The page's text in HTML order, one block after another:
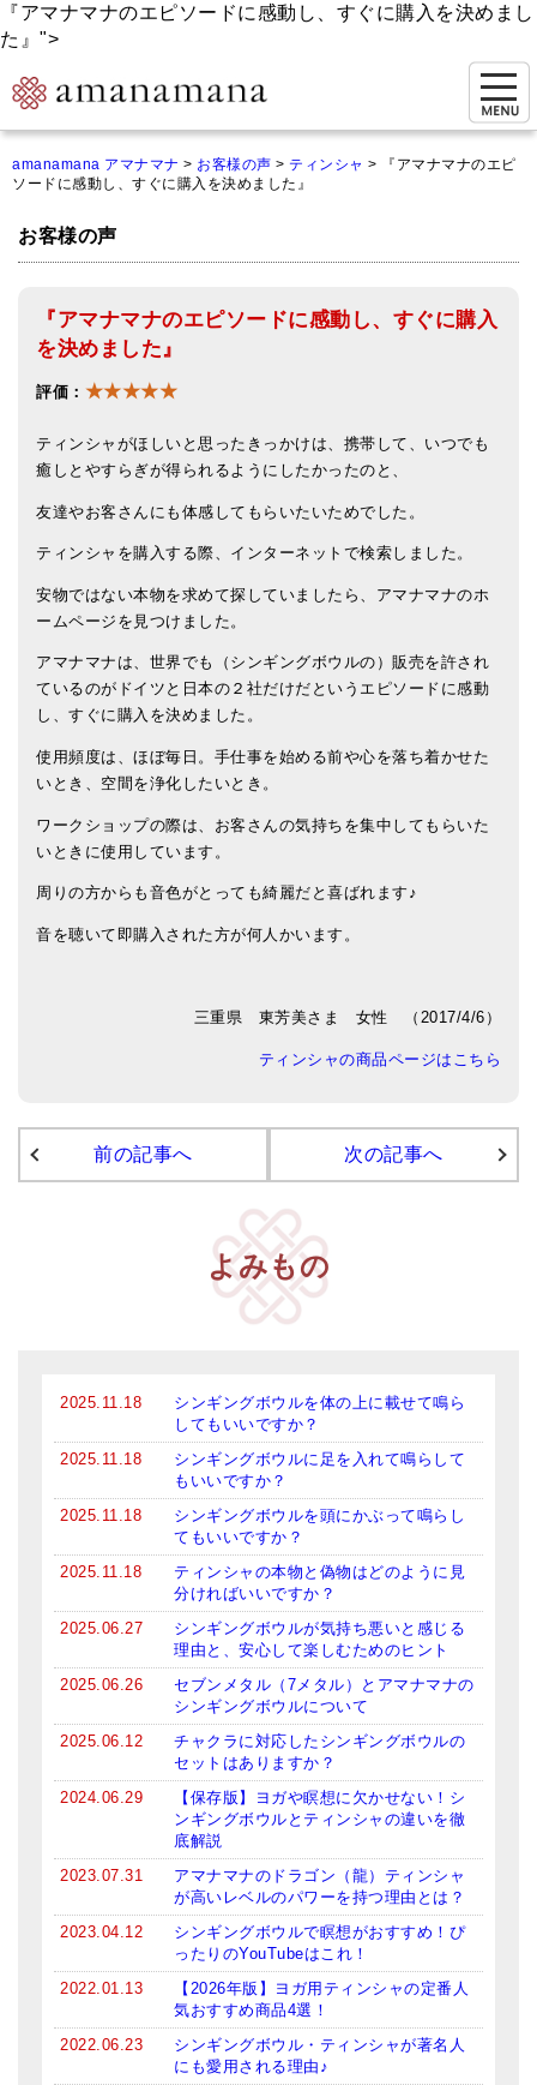
『アマナマナのエピソードに感動し、すぐに購入を決めまし
た』">
ご来店予約（実店舗）
オンライン相談&購入
シンギングボウル講座
倍音呼吸法レッスン
商品一覧
アマナマナのシンギングボウル
●チベット・シンギングボウル
新・鍛造スペシャル
● マンダラ彫（黒・渋金）
人気の3点セット
アマナマナのティンシャ
プレミアム・ティンシャ（L・M）
ティンシャケース
お香定期購入（ラクとくサブスク）
チベット高僧のオラクルカード
シンギングボウル入門本・CD
アウトレット
オリジナルグッズ
神々とつながるジュエリー
ヒーリング・マンダラポスター
ロゴステッカー・ポストカード各種
亡命チベット人尼僧のお守り・チャーム
チベット・マントラ・ヒーリングCD
ギフトラッピング
シンギングボウル講座
初級講座
倍音呼吸法レッスン
中級講座
上級講座
ビギナー講師・養成講座
amanamana アマナマナ > お客様の声 > ティンシャ >
『アマナマナのエピ
ソードに感動し、すぐに購入を決めました』
お客様の声
『アマナマナのエピソードに感動し、すぐに購入
を決めました』
評価： ★★★★★
ティンシャがほしいと思ったきっかけは、 携帯して、いつでも
癒しとやすらぎが得られるようにしたかったのと、
友達やお客さんにも体感してもらいたいためでした。
ティンシャを購入する際、インターネットで検索しました。
安物ではない本物を求めて探していましたら、アマナマナのホ
ームページを見つけました。
アマナマナは、世界でも（シンギングボウルの）販売を許され
ているのがドイツと日本の２社だけだというエピソードに感動
し、すぐに購入を決めました。
使用頻度は、ほぼ毎日。手仕事を始める前や心を落ち着かせた
いとき、空間を浄化したいとき。
ワークショップの際は、お客さんの気持ちを集中してもらいた
いときに使用しています。
周りの方からも音色がとっても綺麗だと喜ばれます♪
音を聴いて即購入された方が何人かいます。
三重県 東芳美さま 女性 （2017/4/6）
ティンシャの商品ページはこちら
前の記事へ 次の記事へ
よみもの
2025.11.18
シンギングボウルを体の上に載せて鳴ら
してもいいですか？
2025.11.18
シンギングボウルに足を入れて鳴らして
もいいですか？
2025.11.18
シンギングボウルを頭にかぶって鳴らし
てもいいですか？
2025.11.18
ティンシャの本物と偽物はどのように見
分ければいいですか？
2025.06.27
シンギングボウルが気持ち悪いと感じる
理由と、安心して楽しむためのヒント
2025.06.26
セブンメタル（7メタル）とアマナマナの
シンギングボウルについて
2025.06.12
チャクラに対応したシンギングボウルの
セットはありますか？
2024.06.29
【保存版】ヨガや瞑想に欠かせない！シ
ンギングボウルとティンシャの違いを徹
底解説
2023.07.31
アマナマナのドラゴン（龍）ティンシャ
が高いレベルのパワーを持つ理由とは？
2023.04.12
シンギングボウルで瞑想がおすすめ！ぴ
ったりのYouTubeはこれ！
2022.01.13
【2026年版】ヨガ用ティンシャの定番人
気おすすめ商品4選！
2022.06.23
シンギングボウル・ティンシャが著名人
にも愛用される理由♪